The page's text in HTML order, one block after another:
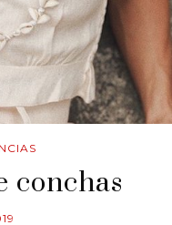
conchas